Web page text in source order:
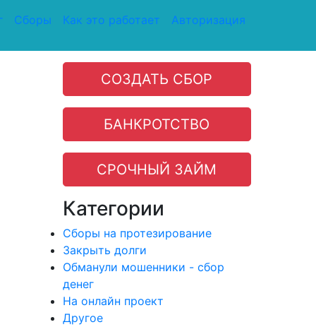
Сборы Как это работает Авторизация
СОЗДАТЬ СБОР
БАНКРОТСТВО
СРОЧНЫЙ ЗАЙМ
Категории
Сборы на протезирование
Закрыть долги
Обманули мошенники - сбор
денег
На онлайн проект
Другое